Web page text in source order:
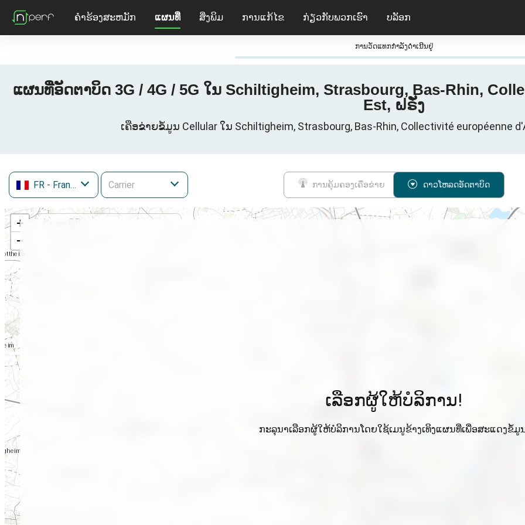
ຄໍາຮ້ອງສະຫມັກ ແຜນທີ່ ສິ່ງພິມ ການແກ້ໄຂ ກ່ຽວ​ກັບ​ພວກ​ເຮົາ ບລັອກ
ການວັດແທກກໍາລັງດໍາເນີນຢູ່
ແຜນທີ່ອັດຕາບິດ 3G / 4G / 5G ໃນ Schiltigheim, Strasbourg, Bas-Rhin,
Est, ຝຣັ່ງ
ເຄືອຂ່າຍຂໍ້ມູນ Cellular ໃນ Schiltigheim, Strasbourg, Bas-Rhin, Collectivité européenne
FR - France ການຄຸ້ມຄອງເຄືອຂ່າຍ ດາວໂຫລດອັດຕາບິດ
+
−
ເລືອກຜູ້ໃຫ້ບໍລິການ!
ກະລຸນາເລືອກຜູ້ໃຫ້ບໍລິການໂດຍໃຊ້ເມນູຂ້າງເທິງແຜນທີ່ເພື່ອສະແດງຂໍ້ມູ